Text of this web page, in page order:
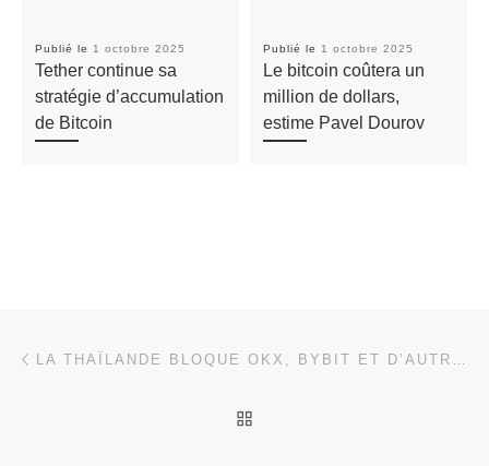
Publié le 1 octobre 2025
Tether continue sa
stratégie d’accumulation
de Bitcoin
Publié le 1 octobre 2025
Le bitcoin coûtera un
million de dollars,
estime Pavel Dourov
Parcourir les articles